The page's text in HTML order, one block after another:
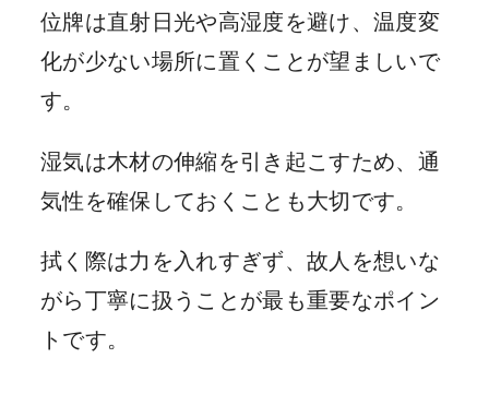
位牌は直射日光や高湿度を避け、温度変
化が少ない場所に置くことが望ましいで
す。
湿気は木材の伸縮を引き起こすため、通
気性を確保しておくことも大切です。
拭く際は力を入れすぎず、故人を想いな
がら丁寧に扱うことが最も重要なポイン
トです。